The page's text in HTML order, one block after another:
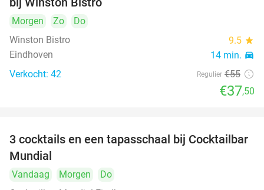
Morgen Zo
Do
Winston Bistro
9.5 star
Eindhoven 14 min. directions_car
Verkocht: 42 Regulier €55
€37,50
40%
3 cocktails en een tapasschaal bij Cocktailbar
Mundial
Vandaag Morgen
Do